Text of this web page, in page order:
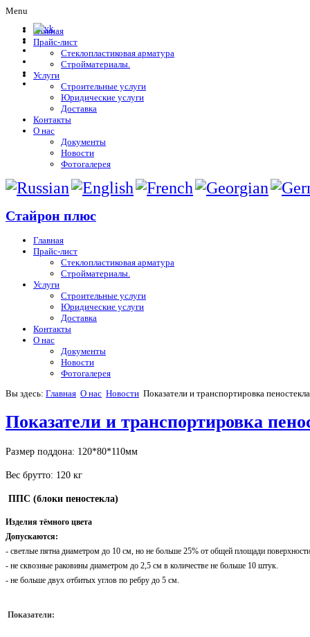
Menu
Главная
Прайс-лист
Стеклопластиковая арматура
Стройматериалы.
Услуги
Строительные услуги
Юридические услуги
Доставка
Контакты
О нас
Документы
Новости
Фотогалерея
Стайрон плюс
Главная
Прайс-лист
Стеклопластиковая арматура
Стройматериалы.
Услуги
Строительные услуги
Юридические услуги
Доставка
Контакты
О нас
Документы
Новости
Фотогалерея
Вы здесь: Главная О нас Новости Показатели и транспортировка
Показатели и транспортировка
Размер поддона: 120*80*110мм
Вес брутто: 120 кг
ППС (блоки пеностекла)
Изделия тёмного цвета
Допускаются:
- светлые пятна диаметром до 10 см, но не больше 25% от общей площади
- не сквозные раковины диаметром до 2,5 см в количестве не больше 10 штук.
- не больше двух отбитых углов по ребру до 5 см.
Показатели: